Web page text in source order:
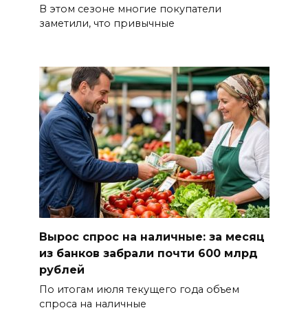
В этом сезоне многие покупатели
заметили, что привычные
Вырос спрос на наличные: за месяц
из банков забрали почти 600 млрд
рублей
По итогам июля текущего года объем
спроса на наличные